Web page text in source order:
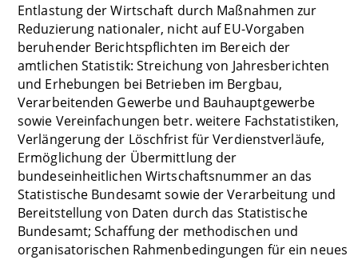
Entlastung der Wirtschaft durch Maßnahmen zur
Reduzierung nationaler, nicht auf EU-Vorgaben
beruhender Berichtspflichten im Bereich der
amtlichen Statistik: Streichung von Jahresberichten
und Erhebungen bei Betrieben im Bergbau,
Verarbeitenden Gewerbe und Bauhauptgewerbe
sowie Vereinfachungen betr. weitere Fachstatistiken,
Verlängerung der Löschfrist für Verdienstverläufe,
Ermöglichung der Übermittlung der
bundeseinheitlichen Wirtschaftsnummer an das
Statistische Bundesamt sowie der Verarbeitung und
Bereitstellung von Daten durch das Statistische
Bundesamt; Schaffung der methodischen und
organisatorischen Rahmenbedingungen für ein neues